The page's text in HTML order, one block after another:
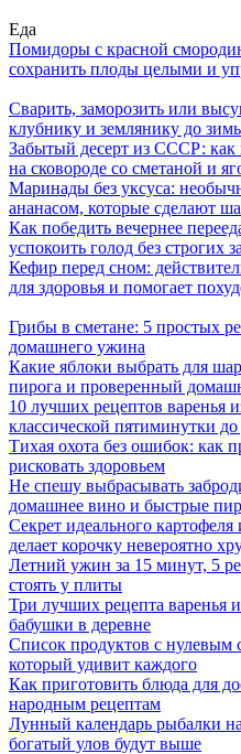
Еда
Помидоры с красной
сохранить плоды целыми и
Сварить, заморозить или
клубнику и землянику до
Забытый десерт из СССР: как
на сковороде со сметаной и
Маринады без уксуса:
ананасом, которые сделают
Как победить вечернее
успокоить голод без строгих
Кефир перед сном:
для здоровья и помогает
Грибы в сметане: 5 простых
домашнего ужина
Какие яблоки выбрать для
пирога и проверенный
10 лучших рецептов варенья
классической пятиминутки
Тихая охота без ошибок: как
рисковать здоровьем
Не спешу выбрасывать
домашнее вино и быстрые
Секрет идеального
делает корочку невероятно
Летний ужин за 15 минут, 5
стоять у плиты
Три лучших рецепта варенья
бабушки в деревне
Список продуктов с нулевым
который удивит каждого
Как приготовить блюда для
народным рецептам
Лунный календарь рыбалки
богатый улов будут выше